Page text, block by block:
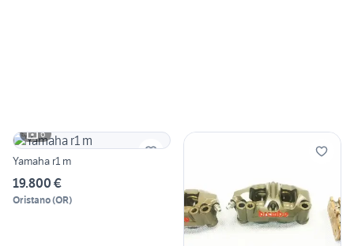
6
Yamaha r1 m
19.800 €
Oristano(OR)